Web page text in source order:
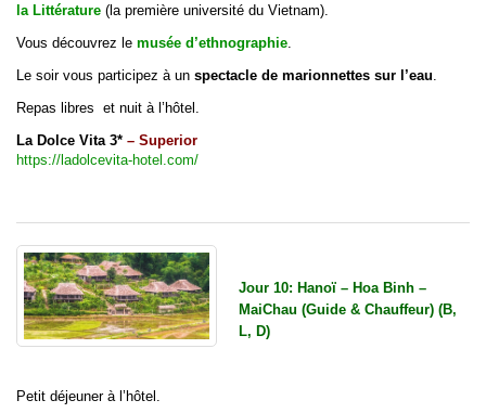
la Littérature (la première université du Vietnam).
Vous découvrez le musée d’ethnographie
Le soir vous participez à un spectacle de marionnettes sur l’eau
Repas libres et nuit à l’hôtel.
La Dolce Vita 3* – Superior
https://ladolcevita-hotel.com/
Jour 10: Hanoï – Hoa Binh –
MaiChau (Guide & Chauffeur) (B,
L, D)
Petit déjeuner à l’hôtel.